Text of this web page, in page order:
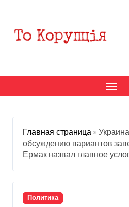
содержанию
Главная страница »
обсуждению вариантов
Ермак назвал главное
Политика